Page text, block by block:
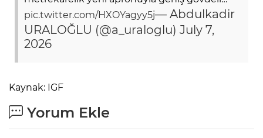
pic.twitter.com/HXOYagyy5j— Abdulkadir
URALOĞLU (@a_uraloglu) July 7,
2026
Kaynak: IGF
Yorum Ekle